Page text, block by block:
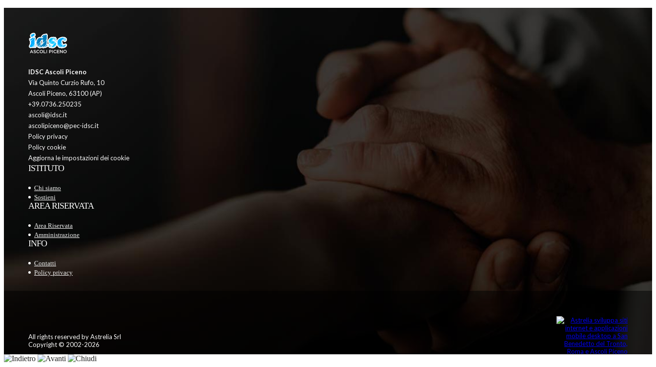
IDSC Ascoli Piceno
Via Quinto Curzio Rufo, 10
Ascoli Piceno, 63100 (AP)
+39.0736.250235
ascoli@idsc.it
ascolipiceno@pec-idsc.it
Policy privacy
Policy cookie
Aggiorna le impostazioni dei cookie
ISTITUTO
Chi siamo
Sostieni
AREA RISERVATA
Area Riservata
Amministrazione
INFO
Contatti
Policy privacy
All rights reserved by Astrelia Srl
Copyright © 2002-2026